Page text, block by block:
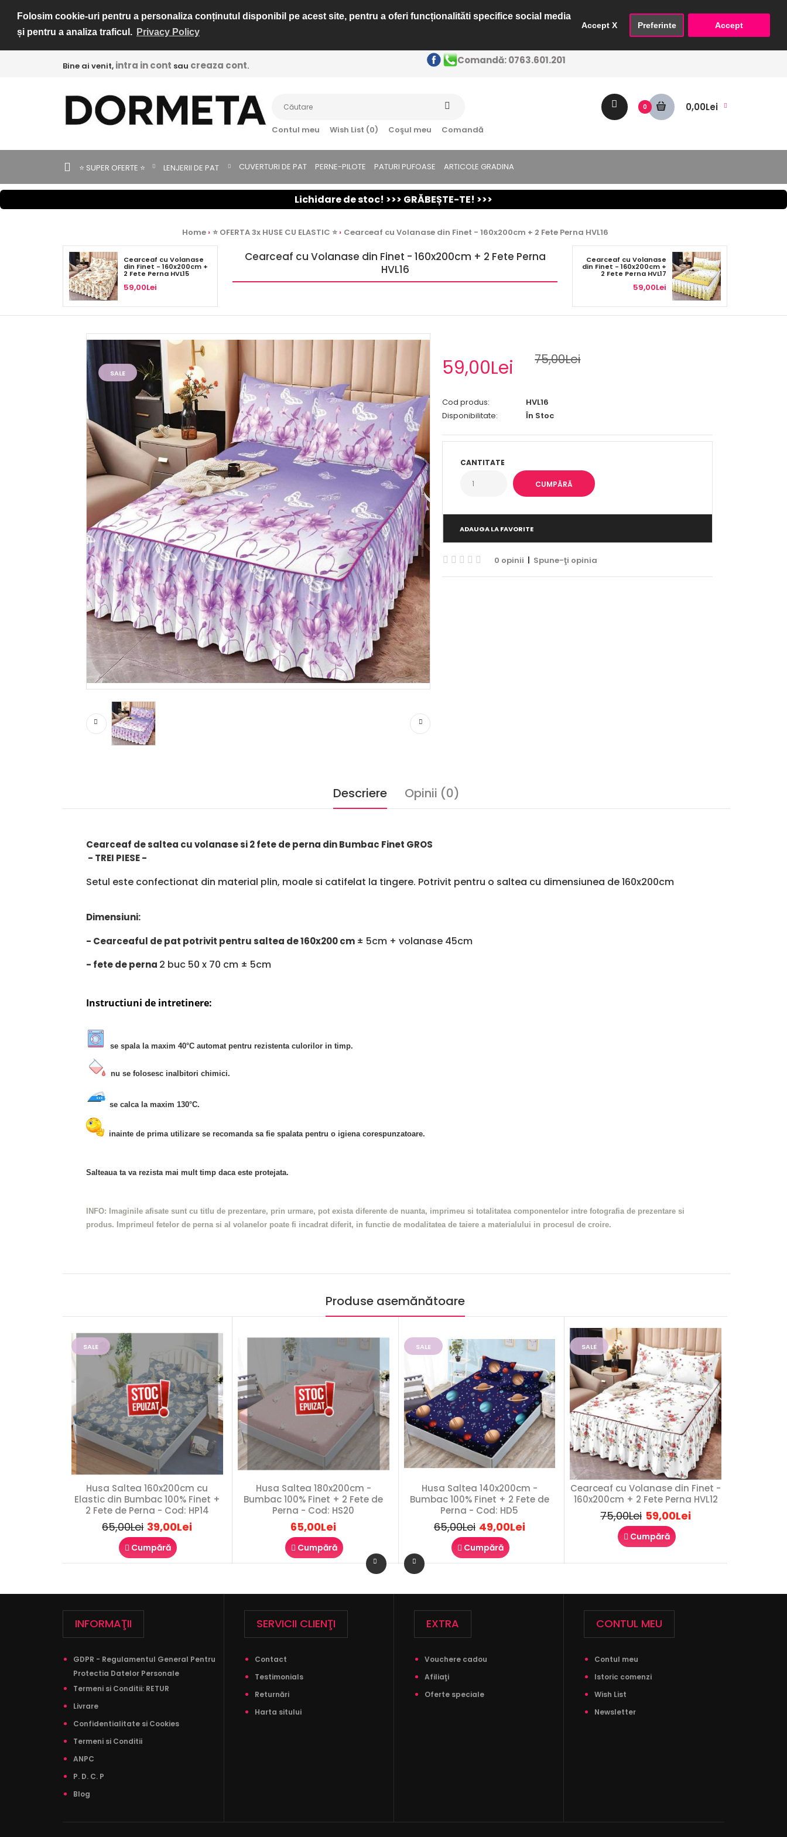
Folosim cookie-uri pentru a personaliza conținutul disponibil pe acest site, pentru a oferi funcționalităti specifice social media
și pentru a analiza traficul. Privacy Policy
Accept X Preferinte Accept
Bine ai venit, intra in cont sau creaza cont. Comandă: 0763.601.201
Contul meu Wish List (0) Coşul meu Comandă
0 0,00Lei
⭐ SUPER OFERTE ⭐ LENJERII DE PAT CUVERTURI DE PAT PERNE-PILOTE PATURI PUFOASE ARTICOLE GRADINA
Lichidare de stoc! >>> GRĂBEȘTE-TE! >>>
Home ⭐ OFERTA 3x HUSE CU ELASTIC ⭐ Cearceaf cu Volanase din Finet - 160x200cm + 2 Fete Perna HVL16
Cearceaf cu Volanase
din Finet - 160x200cm +
2 Fete Perna HVL15
59,00Lei
Cearceaf cu Volanase din Finet - 160x200cm + 2 Fete Perna
HVL16
Cearceaf cu Volanase
din Finet - 160x200cm +
2 Fete Perna HVL17
59,00Lei
SALE 59,00Lei 75,00Lei
Cod produs:
HVL16
Disponibilitate:
În Stoc
CANTITATE
ADAUGA LA FAVORITE
0 opinii | Spune-ţi opinia
Descriere Opinii (0)
Cearceaf de saltea cu volanase si 2 fete de perna din Bumbac Finet GROS
- TREI PIESE -
Setul este confectionat din material plin, moale si catifelat la tingere. Potrivit pentru o saltea cu dimensiunea de 160x200cm
Dimensiuni:
- Cearceaful de pat potrivit pentru saltea de 160x200 cm ± 5cm + volanase 45cm
- fete de perna 2 buc 50 x 70 cm ± 5cm
Instructiuni de intretinere:
se spala la maxim 40°C automat pentru rezistenta culorilor in timp.
nu se folosesc inalbitori chimici.
se calca la maxim 130°C.
inainte de prima utilizare se recomanda sa fie spalata pentru o igiena corespunzatoare.
Salteaua ta va rezista mai mult timp daca este protejata.
INFO: Imaginile afisate sunt cu titlu de prezentare, prin urmare, pot exista diferente de nuanta, imprimeu si totalitatea componentelor intre fotografia de prezentare si
produs.
Imprimeul fetelor de perna si al volanelor poate fi incadrat diferit, in functie de modalitatea de taiere a materialului in procesul de croire.
Produse asemănătoare
SALE
Husa Saltea 160x200cm cu
Elastic din Bumbac 100% Finet +
2 Fete de Perna - Cod: HP14
65,00Lei 39,00Lei
Cumpără
Husa Saltea 180x200cm -
Bumbac 100% Finet + 2 Fete de
Perna - Cod: HS20
65,00Lei
Cumpără
SALE
Husa Saltea 140x200cm -
Bumbac 100% Finet + 2 Fete de
Perna - Cod: HD5
65,00Lei 49,00Lei
Cumpără
SALE
Cearceaf cu Volanase din Finet -
160x200cm + 2 Fete Perna HVL12
75,00Lei 59,00Lei
Cumpără
INFORMAŢII
GDPR - Regulamentul General Pentru
Protectia Datelor Personale
Termeni si Conditii: RETUR
Livrare
Confidentialitate si Cookies
Termeni si Conditii
ANPC
P. D. C. P
Blog
SERVICII CLIENŢI
Contact
Testimonials
Returnări
Harta sitului
EXTRA
Vouchere cadou
Afiliaţi
Oferte speciale
CONTUL MEU
Contul meu
Istoric comenzi
Wish List
Newsletter